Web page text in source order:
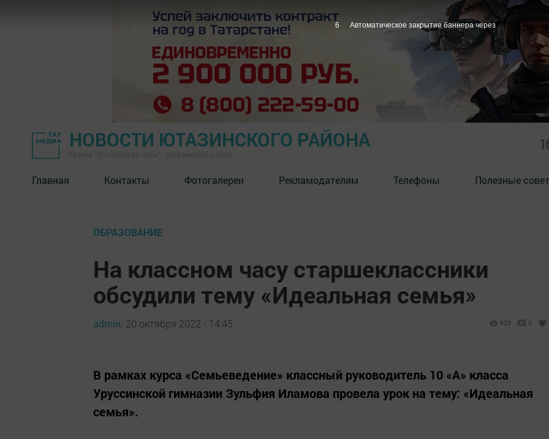
НОВОСТИ ЮТАЗИНСКОГО РАЙОНА
Главная Контакты Фотогалереи Рекламодателям Телефоны Полезные
ОБРАЗОВАНИЕ
На классном часу старшеклассники
обсудили тему «Идеальная семья»
admin, 20 октября 2022 - 14:45 923 0
В рамках курса «Семьеведение» классный руководитель 10 «А» класса
Уруссинской гимназии Зульфия Иламова провела урок на тему: «Идеальная
семья».
5 Автоматическое закрытие баннера через